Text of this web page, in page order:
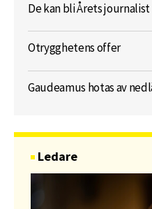
De kan bli Årets journalist
Otrygghetens offer
Gaudeamus hotas av
Ledare